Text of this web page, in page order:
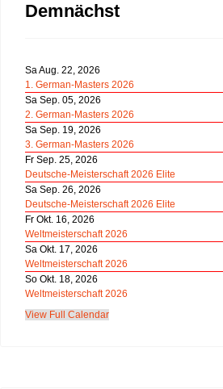
Demnächst
Sa Aug. 22, 2026
1. German-Masters 2026
Sa Sep. 05, 2026
2. German-Masters 2026
Sa Sep. 19, 2026
3. German-Masters 2026
Fr Sep. 25, 2026
Deutsche-Meisterschaft 2026 Elite
Sa Sep. 26, 2026
Deutsche-Meisterschaft 2026 Elite
Fr Okt. 16, 2026
Weltmeisterschaft 2026
Sa Okt. 17, 2026
Weltmeisterschaft 2026
So Okt. 18, 2026
Weltmeisterschaft 2026
View Full Calendar